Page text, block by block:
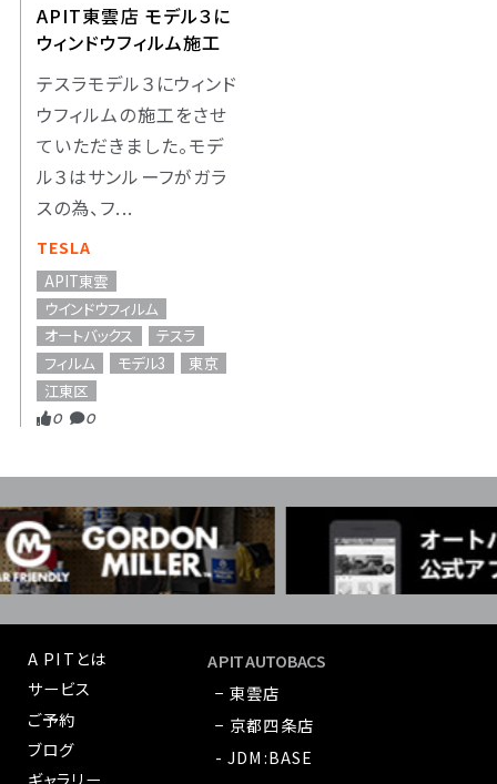
APIT東雲店 モデル３に
ウィンドウフィルム施工
テスラモデル３にウィンド
ウフィルムの施工をさせ
ていただきました。モデ
ル３はサンルーフがガラ
スの為、フ...
TESLA
APIT東雲
ウインドウフィルム
オートバックス
テスラ
フィルム
モデル3
東京
江東区
0 0
A PITとは
サービス
ご予約
ブログ
A PIT AUTOBACS
− 東雲店
− 京都四条店
- JDM:BASE